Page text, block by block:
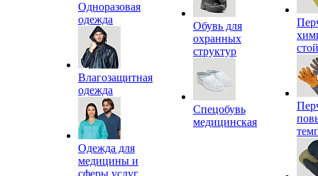
Одноразовая
одежда
Влагозащитная
одежда
Одежда для
медицины и
сферы услуг
Обувь для
охранных
структур
Спецобувь
медицинская